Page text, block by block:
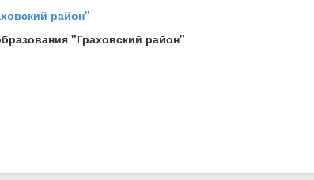
район"
"Граховский район"